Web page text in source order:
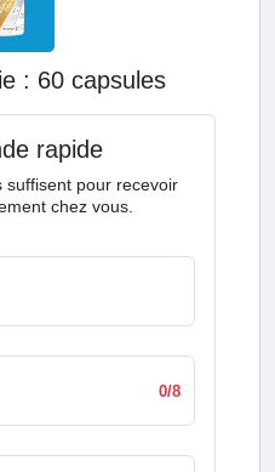
articulations avec les
de Dorian Yates.
: 60 capsules
rapide
suffisent pour recevoir
chez vous.
0/8